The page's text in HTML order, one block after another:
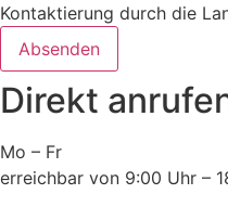
Kontaktierung durch die
Absenden
Direkt
Mo – Fr
erreichbar von 9:00 Uhr –